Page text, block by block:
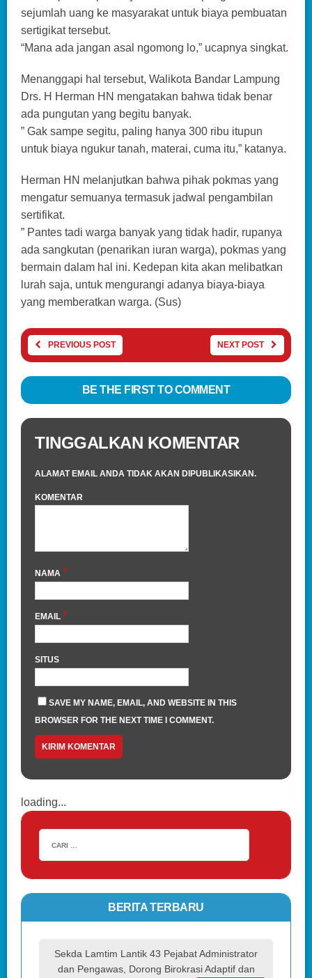
sejumlah uang ke masyarakat untuk biaya pembuatan
sertigikat tersebut.
“Mana ada jangan asal ngomong lo,” ucapnya singkat.
Menanggapi hal tersebut, Walikota Bandar Lampung
Drs. H Herman HN mengatakan bahwa tidak benar
ada pungutan yang begitu banyak.
” Gak sampe segitu, paling hanya 300 ribu itupun
untuk biaya ngukur tanah, materai, cuma itu,” katanya.
Herman HN melanjutkan bahwa pihak pokmas yang
mengatur semuanya termasuk jadwal pengambilan
sertifikat.
” Pantes tadi warga banyak yang tidak hadir, rupanya
ada sangkutan (penarikan iuran warga), pokmas yang
bermain dalam hal ini. Kedepan kita akan melibatkan
lurah saja, untuk mengurangi adanya biaya-biaya
yang memberatkan warga. (Sus)
PREVIOUS POST NEXT POST
BE THE FIRST TO COMMENT
TINGGALKAN KOMENTAR
ALAMAT EMAIL ANDA TIDAK AKAN DIPUBLIKASIKAN.
KOMENTAR
NAMA *
EMAIL *
SITUS
SAVE MY NAME, EMAIL, AND WEBSITE IN THIS
BROWSER FOR THE NEXT TIME I COMMENT.
loading...
BERITA TERBARU
Sekda Lamtim Lantik 43 Pejabat Administrator
dan Pengawas, Dorong Birokrasi Adaptif dan